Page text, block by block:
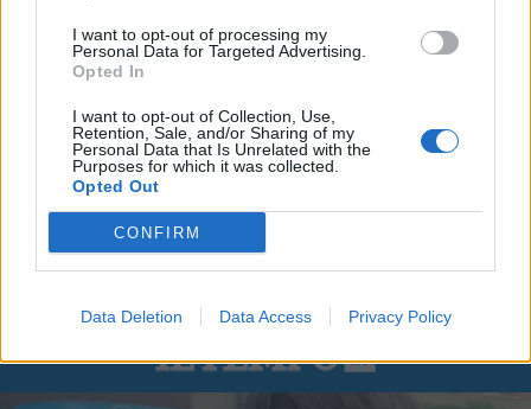
I want to opt-out of processing my
Personal Data for Targeted Advertising.
Opted In
I want to opt-out of Collection, Use,
Retention, Sale, and/or Sharing of my
Personal Data that Is Unrelated with the
Purposes for which it was collected.
Opted Out
CONFIRM
Data Deletion Data Access Privacy Policy